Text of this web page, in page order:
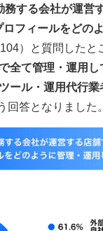
務する会社が運営
フィールをどの
）と質問したと
全て管理・運用し
ール・運用代行
回答となりました。